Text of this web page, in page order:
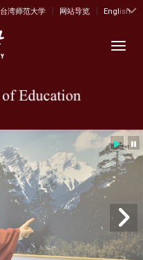
台湾师范大学 | 网站导览 | English